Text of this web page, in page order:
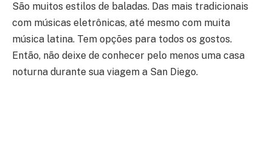
São muitos estilos de baladas. Das mais tradicionais
com músicas eletrônicas, até mesmo com muita
música latina. Tem opções para todos os gostos.
Então, não deixe de conhecer pelo menos uma casa
noturna durante sua viagem a San Diego.